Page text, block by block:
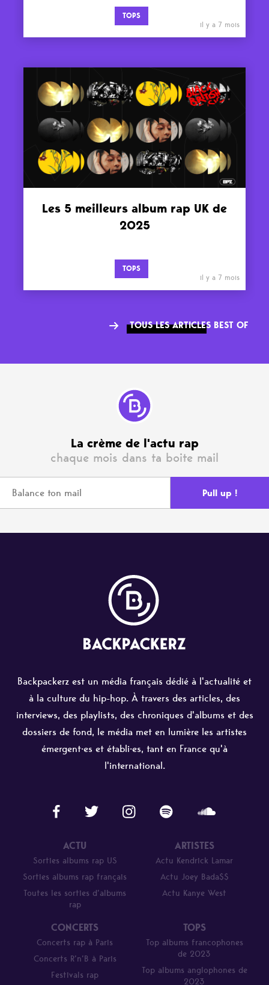
TOPS
il y a 7 mois
Les 5 meilleurs album rap UK de
2025
TOPS
il y a 7 mois
TOUS LES ARTICLES BEST OF
La crème de l'actu rap
chaque mois dans ta boite mail
Backpackerz est un média français dédié à l'actualité et
à la culture du hip-hop. À travers des articles, des
interviews, des playlists, des chroniques d'albums et des
dossiers de fond, le média met en lumière les artistes
émergent·es et établi·es, tant en France qu'à
l'international.
ACTU
Sorties albums rap US
Sorties albums rap français
Toutes les sorties d’albums
rap
ARTISTES
Actu Kendrick Lamar
Actu Joey Bada$$
Actu Kanye West
CONCERTS
Concerts rap à Paris
Concerts R’n’B à Paris
Festivals rap
TOPS
Top albums francophones
de 2023
Top albums anglophones de
2023